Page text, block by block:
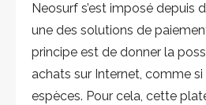
Neosurf s’est imposé depuis
une des solutions de
principe est de donner la
achats sur Internet, comme
espèces. Pour cela, cette